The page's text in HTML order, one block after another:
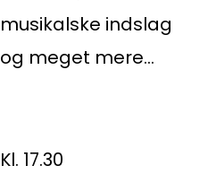
musikalske indslag
og meget mere…
Kl. 17.30